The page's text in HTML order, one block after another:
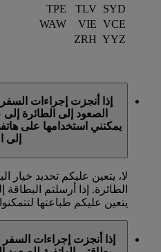
SYD
TLV
TPE
VCE
VIE
WAW
YYZ
ZRH
إذا أنجزت إجراءات
الصعود إلى الطائرة
يمكنني استخدامها على
إلى
لا، يتعين عليكم تحديد خيار
الطائرة. إذا أرسلتم البطاقة
يتعين عليكم طباعتها
إذا أنجزت إجراءات